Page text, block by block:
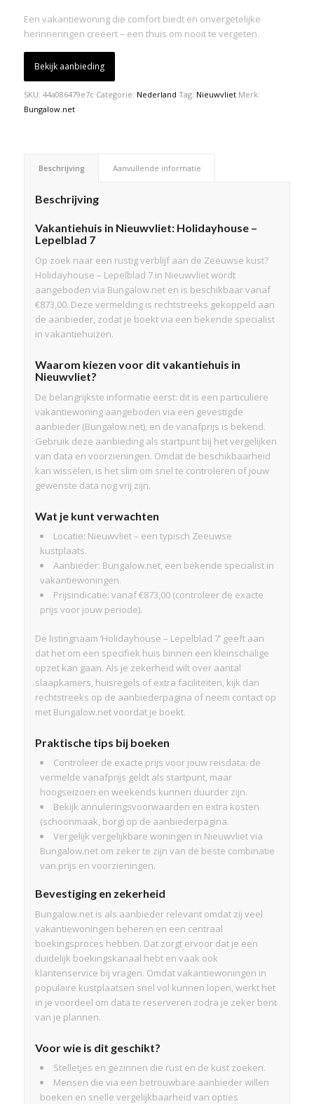
Een vakantiewoning die comfort biedt en onvergetelijke
herinneringen creëert – een thuis om nooit te vergeten.
Bekijk aanbieding
SKU: 44a086479e7c Categorie: Nederland Tag: Nieuwvliet Merk:
Bungalow.net
Beschrijving Aanvullende informatie
Beschrijving
Vakantiehuis in Nieuwvliet: Holidayhouse –
Lepelblad 7
Op zoek naar een rustig verblijf aan de Zeeuwse kust?
Holidayhouse – Lepelblad 7 in Nieuwvliet wordt
aangeboden via Bungalow.net en is beschikbaar vanaf
€873,00. Deze vermelding is rechtstreeks gekoppeld aan
de aanbieder, zodat je boekt via een bekende specialist
in vakantiehuizen.
Waarom kiezen voor dit vakantiehuis in
Nieuwvliet?
De belangrijkste informatie eerst: dit is een particuliere
vakantiewoning aangeboden via een gevestigde
aanbieder (Bungalow.net), en de vanafprijs is bekend.
Gebruik deze aanbieding als startpunt bij het vergelijken
van data en voorzieningen. Omdat de beschikbaarheid
kan wisselen, is het slim om snel te controleren of jouw
gewenste data nog vrij zijn.
Wat je kunt verwachten
Locatie: Nieuwvliet – een typisch Zeeuwse
kustplaats.
Aanbieder: Bungalow.net, een bekende specialist in
vakantiewoningen.
Prijsindicatie: vanaf €873,00 (controleer de exacte
prijs voor jouw periode).
De listingnaam ‘Holidayhouse – Lepelblad 7’ geeft aan
dat het om een specifiek huis binnen een kleinschalige
opzet kan gaan. Als je zekerheid wilt over aantal
slaapkamers, huisregels of extra faciliteiten, kijk dan
rechtstreeks op de aanbiederpagina of neem contact op
met Bungalow.net voordat je boekt.
Praktische tips bij boeken
Controleer de exacte prijs voor jouw reisdata: de
vermelde vanafprijs geldt als startpunt, maar
hoogseizoen en weekends kunnen duurder zijn.
Bekijk annuleringsvoorwaarden en extra kosten
(schoonmaak, borg) op de aanbiederpagina.
Vergelijk vergelijkbare woningen in Nieuwvliet via
Bungalow.net om zeker te zijn van de beste combinatie
van prijs en voorzieningen.
Bevestiging en zekerheid
Bungalow.net is als aanbieder relevant omdat zij veel
vakantiewoningen beheren en een centraal
boekingsproces hebben. Dat zorgt ervoor dat je een
duidelijk boekingskanaal hebt en vaak ook
klantenservice bij vragen. Omdat vakantiewoningen in
populaire kustplaatsen snel vol kunnen lopen, werkt het
in je voordeel om data te reserveren zodra je zeker bent
van je plannen.
Voor wie is dit geschikt?
Stelletjes en gezinnen die rust en de kust zoeken.
Mensen die via een betrouwbare aanbieder willen
boeken en snelle vergelijkbaarheid van opties